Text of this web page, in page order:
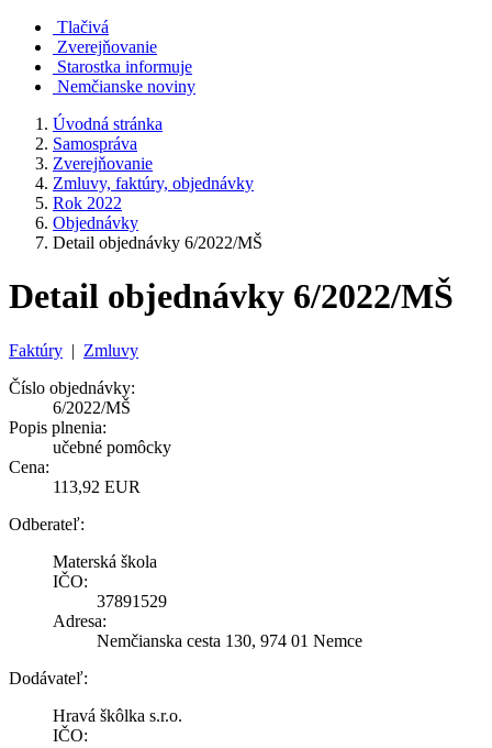
Tlačivá
Zverejňovanie
Starostka informuje
Nemčianske noviny
Úvodná stránka
Samospráva
Zverejňovanie
Zmluvy, faktúry, objednávky
Rok 2022
Objednávky
Detail objednávky 6/2022/MŠ
Detail objednávky 6/2022/MŠ
Faktúry | Zmluvy
Číslo objednávky:
6/2022/MŠ
Popis plnenia:
učebné pomôcky
Cena:
113,92 EUR
Odberateľ:
Materská škola
IČO:
37891529
Adresa:
Nemčianska cesta 130, 974 01 Nemce
Dodávateľ:
Hravá škôlka s.r.o.
IČO: